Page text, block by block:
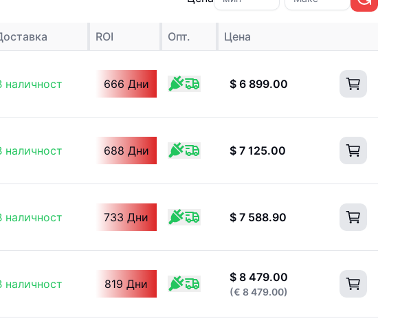
ROI Опт. Цена
наличност 666 Дни $ 6 899.00
наличност 688 Дни $ 7 125.00
наличност 733 Дни $ 7 588.90
наличност 819 Дни $ 8 479.00
(€ 8 479.00)